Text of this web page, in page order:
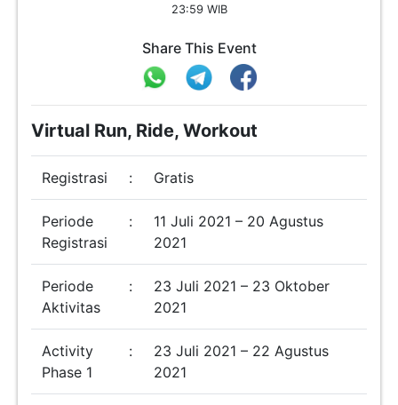
23:59 WIB
Share This Event
Virtual Run, Ride, Workout
Registrasi : Gratis
Periode
Registrasi
:
11 Juli 2021 – 20 Agustus
2021
Periode
Aktivitas
:
23 Juli 2021 – 23 Oktober
2021
Activity
Phase 1
:
23 Juli 2021 – 22 Agustus
2021